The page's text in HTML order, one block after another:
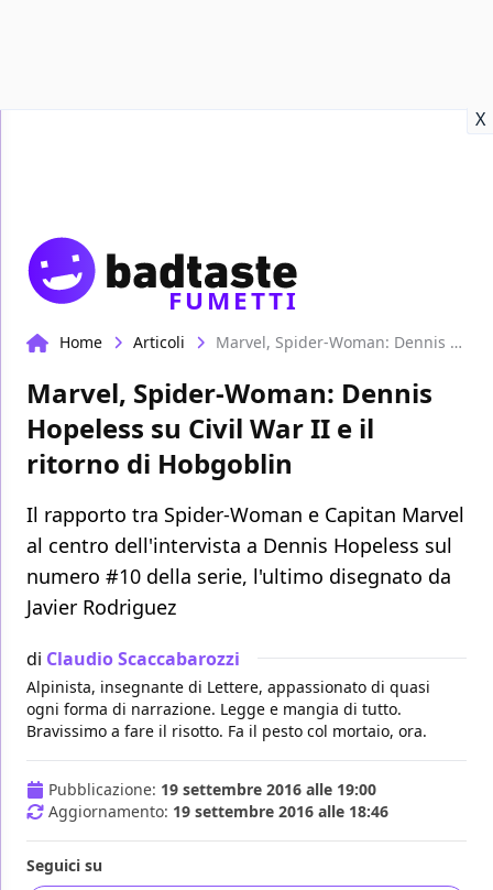
X
FUMETTI
Home Articoli Marvel, Spider-Woman: Dennis Hopeless su Civil War II e il ritorno di Hobgoblin
Marvel, Spider-Woman: Dennis
Hopeless su Civil War II e il
ritorno di Hobgoblin
Il rapporto tra Spider-Woman e Capitan Marvel
al centro dell'intervista a Dennis Hopeless sul
numero #10 della serie, l'ultimo disegnato da
Javier Rodriguez
di Claudio Scaccabarozzi
Alpinista, insegnante di Lettere, appassionato di quasi
ogni forma di narrazione. Legge e mangia di tutto.
Bravissimo a fare il risotto. Fa il pesto col mortaio, ora.
Pubblicazione: 19 settembre 2016 alle 19:00
Aggiornamento: 19 settembre 2016 alle 18:46
Seguici su